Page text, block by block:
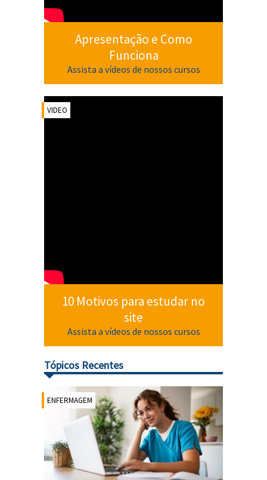
Apresentação e Como
Funciona
Assista a vídeos de nossos cursos
VIDEO
10 Motivos para estudar no
site
Assista a vídeos de nossos cursos
Tópicos Recentes
ENFERMAGEM